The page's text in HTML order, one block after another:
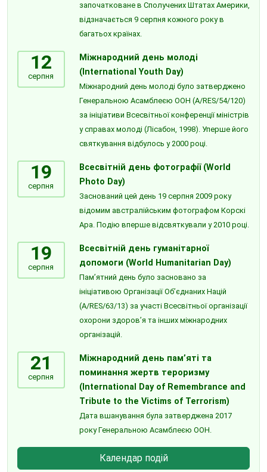
започатковане в Сполучених Штатах Америки,
відзначається 9 серпня кожного року в
багатьох країнах.
12
серпня
Міжнародний день молоді
(International Youth Day)
Міжнародний день молоді було затверджено
Генеральною Асамблеєю ООН (A/RES/54/120)
за ініціативи Всесвітньої конференції міністрів
у справах молоді (Лісабон, 1998). Уперше його
святкування відбулось у 2000 році.
19
серпня
Всесвітній день фотографії (World
Photo Day)
Заснований цей день 19 серпня 2009 року
відомим австралійським фотографом Корскі
Ара. Подію вперше відсвяткували у 2010 році.
19
серпня
Всесвітній день гуманітарної
допомоги (World Humanitarian Day)
Пам’ятний день було засновано за
ініціативою Організації Об’єднаних Націй
(A/RES/63/13) за участі Всесвітньої організації
охорони здоров’я та інших міжнародних
організацій.
21
серпня
Міжнародний день пам’яті та
поминання жертв тероризму
(International Day of Remembrance and
Tribute to the Victims of Terrorism)
Дата вшанування була затверджена 2017
року Генеральною Асамблеєю ООН.
Календар подій